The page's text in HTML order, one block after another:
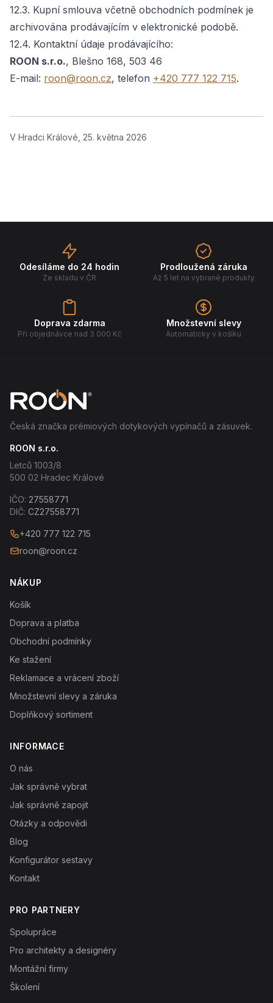
12.3. Kupní smlouva včetně obchodních podmínek je
archivována prodávajícím v elektronické podobě.
12.4. Kontaktní údaje prodávajícího:
ROON s.r.o., Blešno 168, 503 46
E-mail: roon@roon.cz, telefon +420 777 122 715.
V Hradci Králové, 25. května 2026
Odesíláme do 24 hodin
Ze skladu v ČR
Prodloužená záruka
Až 5 let na vybrané produkty
Doprava zdarma
Při objednávce nad 3 000 Kč
Množstevní slevy
Automaticky v košíku
Česká značka prémiových dotykových vypínačů a zásuvek.
ROON s.r.o.
Letců 1003/8
500 02 Hradec Králové
IČO: 27558771
DIČ: CZ27558771
+420 777 122 715
roon@roon.cz
NÁKUP
Košík
Doprava a platba
Obchodní podmínky
Ke stažení
Reklamace a vrácení zboží
Množstevní slevy a záruka
Doplňkový sortiment
INFORMACE
O nás
Jak správně vybrat
Jak správně zapojit
Otázky a odpovědi
Blog
Konfigurátor sestavy
Kontakt
PRO PARTNERY
Spolupráce
Pro architekty a designéry
Montážní firmy
Školení